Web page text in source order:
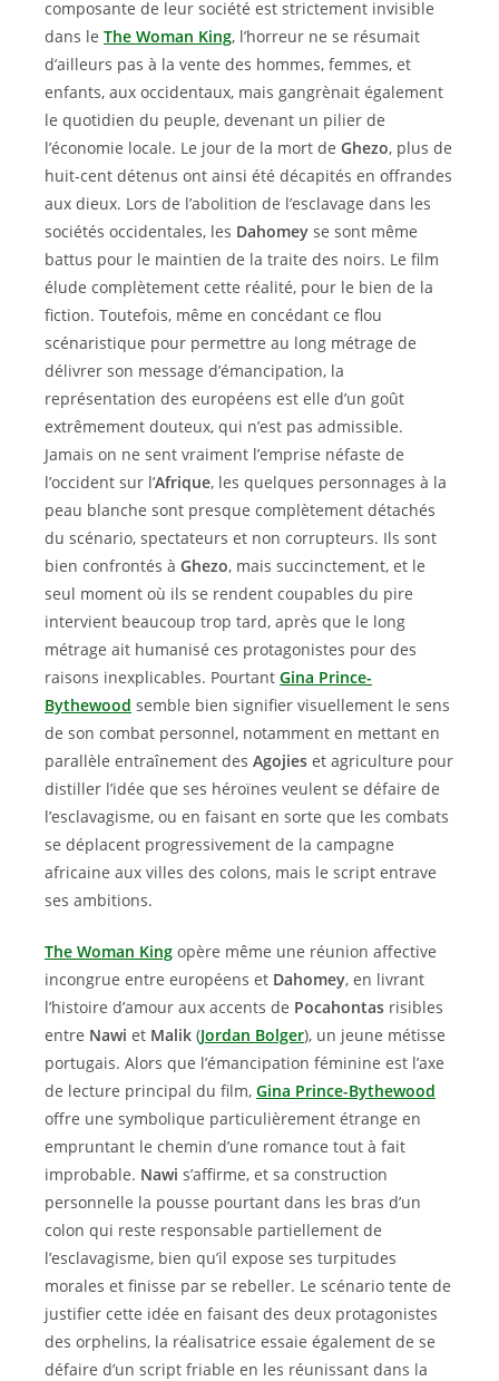
composante de leur société est strictement invisible
dans le The Woman King, l’horreur ne se résumait
d’ailleurs pas à la vente des hommes, femmes, et
enfants, aux occidentaux, mais gangrènait également
le quotidien du peuple, devenant un pilier de
l’économie locale. Le jour de la mort de Ghezo, plus de
huit-cent détenus ont ainsi été décapités en offrandes
aux dieux. Lors de l’abolition de l’esclavage dans les
sociétés occidentales, les Dahomey se sont même
battus pour le maintien de la traite des noirs. Le film
élude complètement cette réalité, pour le bien de la
fiction. Toutefois, même en concédant ce flou
scénaristique pour permettre au long métrage de
délivrer son message d’émancipation, la
représentation des européens est elle d’un goût
extrêmement douteux, qui n’est pas admissible.
Jamais on ne sent vraiment l’emprise néfaste de
l’occident sur l’Afrique, les quelques personnages à la
peau blanche sont presque complètement détachés
du scénario, spectateurs et non corrupteurs. Ils sont
bien confrontés à Ghezo, mais succinctement, et le
seul moment où ils se rendent coupables du pire
intervient beaucoup trop tard, après que le long
métrage ait humanisé ces protagonistes pour des
raisons inexplicables. Pourtant Gina Prince-
Bythewood semble bien signifier visuellement le sens
de son combat personnel, notamment en mettant en
parallèle entraînement des Agojies et agriculture pour
distiller l’idée que ses héroïnes veulent se défaire de
l’esclavagisme, ou en faisant en sorte que les combats
se déplacent progressivement de la campagne
africaine aux villes des colons, mais le script entrave
ses ambitions.
The Woman King opère même une réunion affective
incongrue entre européens et Dahomey, en livrant
l’histoire d’amour aux accents de Pocahontas risibles
entre Nawi et Malik (Jordan Bolger), un jeune métisse
portugais. Alors que l’émancipation féminine est l’axe
de lecture principal du film, Gina Prince-Bythewood
offre une symbolique particulièrement étrange en
empruntant le chemin d’une romance tout à fait
improbable. Nawi s’affirme, et sa construction
personnelle la pousse pourtant dans les bras d’un
colon qui reste responsable partiellement de
l’esclavagisme, bien qu’il expose ses turpitudes
morales et finisse par se rebeller. Le scénario tente de
justifier cette idée en faisant des deux protagonistes
des orphelins, la réalisatrice essaie également de se
défaire d’un script friable en les réunissant dans la